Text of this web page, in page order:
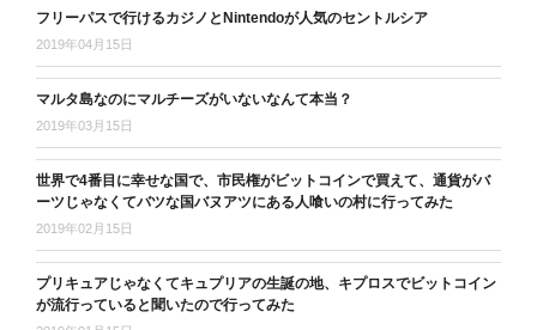
フリーパスで行けるカジノとNintendoが人気のセントルシア
2019年04月15日
マルタ島なのにマルチーズがいないなんて本当？
2019年03月15日
世界で4番目に幸せな国で、市民権がビットコインで買えて、通貨がバ
ーツじゃなくてバツな国バヌアツにある人喰いの村に行ってみた
2019年02月15日
プリキュアじゃなくてキュプリアの生誕の地、キプロスでビットコイン
が流行っていると聞いたので行ってみた